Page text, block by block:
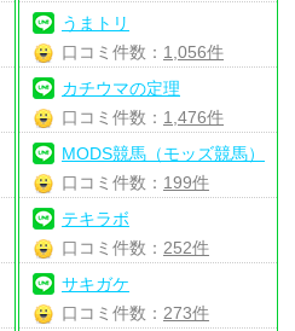
うまトリ
口コミ件数： 1,056件
カチウマの定理
口コミ件数： 1,476件
MODS競馬（モッズ競馬）
口コミ件数： 199件
テキラボ
口コミ件数： 252件
サキガケ
口コミ件数： 273件